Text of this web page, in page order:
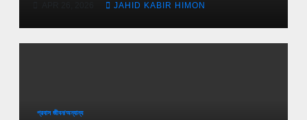
JAHID KABIR HIMON
প্রবাস জীবন/অন্যান্য